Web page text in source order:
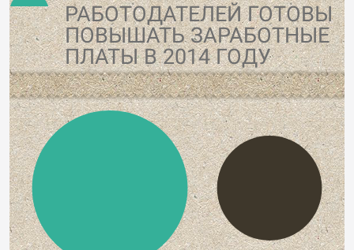
РАБОТОДАТЕЛЕЙ ГОТОВЫ
ПОВЫШАТЬ ЗАРАБОТНЫЕ
ПЛАТЫ В 2014 ГОДУ